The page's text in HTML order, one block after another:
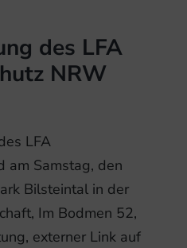
des LFA
NRW
LFA
am Samstag, den
Bilsteintal in der
Im Bodmen 52,
externer Link auf